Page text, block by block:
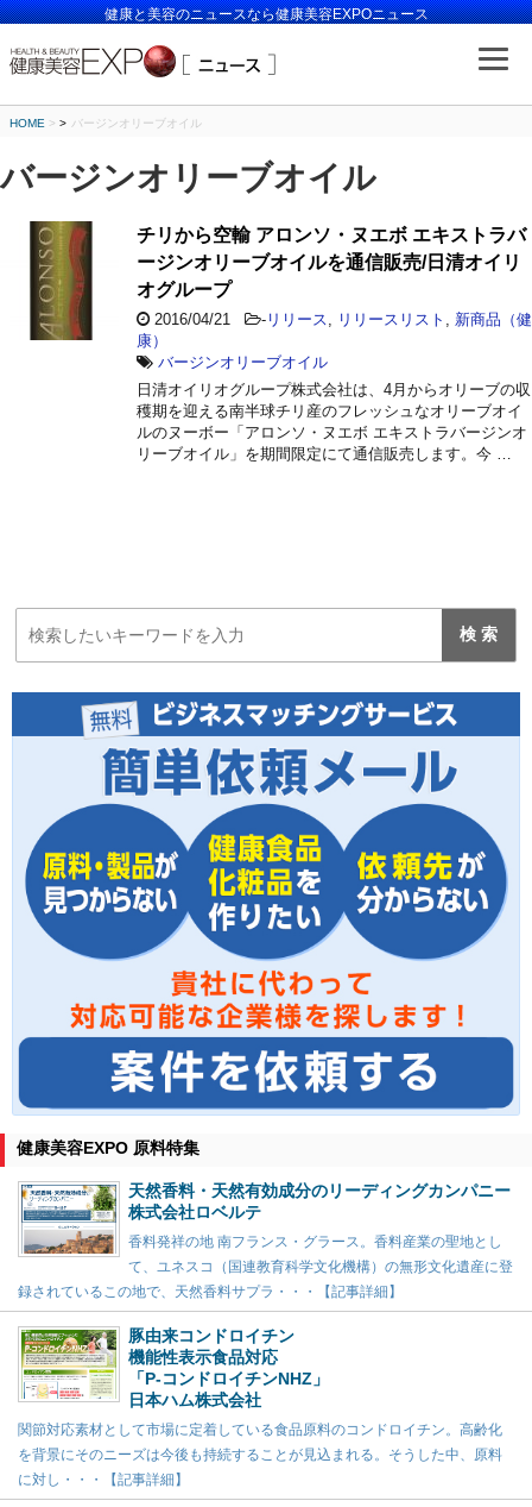
健康と美容のニュースなら健康美容EXPOニュース
HOME > バージンオリーブオイル
バージンオリーブオイル
チリから空輸 アロンソ・ヌエボ エキストラバ
ージンオリーブオイルを通信販売/日清オイリ
オグループ
2016/04/21 - リリース リリースリスト
新商品（健
康）
バージンオリーブオイル
日清オイリオグループ株式会社は、4月からオリーブの収
穫期を迎える南半球チリ産のフレッシュなオリーブオイ
ルのヌーボー「アロンソ・ヌエボ エキストラバージンオ
リーブオイル」を期間限定にて通信販売します。今 …
健康美容EXPO 原料特集
天然香料・天然有効成分のリーディングカンパニー
株式会社ロベルテ
香料発祥の地 南フランス・グラース。香料産業の聖地とし
て、ユネスコ（国連教育科学文化機構）の無形文化遺産に登
録されているこの地で、天然香料サプラ・・・【記事詳細】
豚由来コンドロイチン
機能性表示食品対応
「P-コンドロイチンNHZ」
日本ハム株式会社
関節対応素材として市場に定着している食品原料のコンドロイチン。高齢化
を背景にそのニーズは今後も持続することが見込まれる。そうした中、原料
に対し・・・【記事詳細】